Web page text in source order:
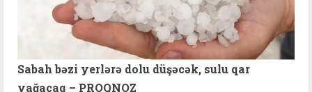
Sabah bəzi yerlərə dolu düşəcək, sulu qar
yağacaq – PROQNOZ